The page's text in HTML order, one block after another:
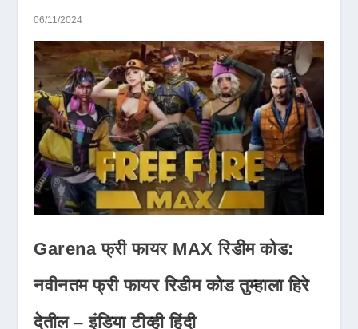
06/11/2024
Garena फ्री फायर MAX रिडीम कोड:
नवीनतम फ्री फायर रिडीम कोड तुम्हाला हिरे
देतील – इंडिया टीव्ही हिंदी